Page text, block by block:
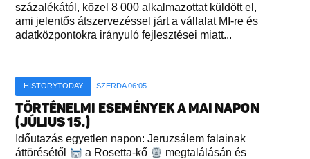
százalékától, közel 8 000 alkalmazottat küldött el,
ami jelentős átszervezéssel járt a vállalat MI-re és
adatközpontokra irányuló fejlesztései miatt...
HISTORYTODAY SZERDA 06:05
TÖRTÉNELMI ESEMÉNYEK A MAI NAPON
(JÚLIUS 15.)
Időutazás egyetlen napon: Jeruzsálem falainak
áttörésétől
a Rosetta-kő
megtalálásán és